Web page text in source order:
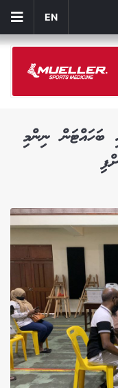
EN
ބަހައްޓަން ނިންމި